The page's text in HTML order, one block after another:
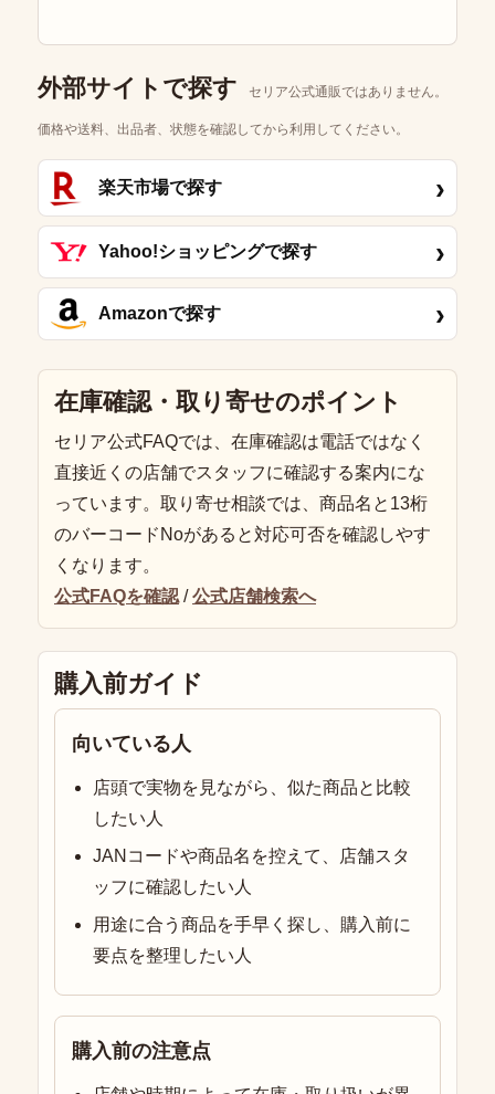
外部サイトで探す セリア公式通販ではありません。
価格や送料、出品者、状態を確認してから利用してください。
楽天市場で探す ›
Yahoo!ショッピングで探す ›
Amazonで探す ›
在庫確認・取り寄せのポイント
セリア公式FAQでは、在庫確認は電話ではなく
直接近くの店舗でスタッフに確認する案内にな
っています。取り寄せ相談では、商品名と13桁
のバーコードNoがあると対応可否を確認しやす
くなります。
公式FAQを確認 /公式店舗検索へ
購入前ガイド
向いている人
店頭で実物を見ながら、似た商品と比較
したい人
JANコードや商品名を控えて、店舗スタ
ッフに確認したい人
用途に合う商品を手早く探し、購入前に
要点を整理したい人
購入前の注意点